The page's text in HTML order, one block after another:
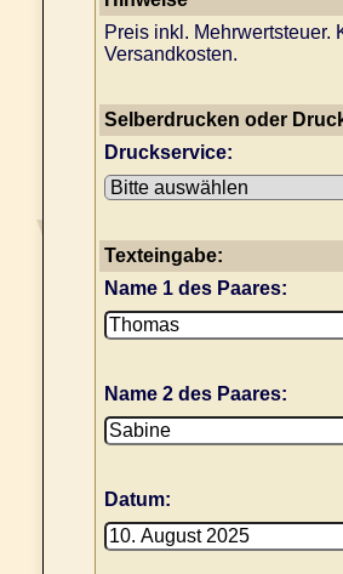
Preis inkl. Mehrwertsteuer.
Versandkosten.
Selberdrucken oder
Druckservice:
Texteingabe:
Name 1 des Paares:
Name 2 des Paares:
Datum: